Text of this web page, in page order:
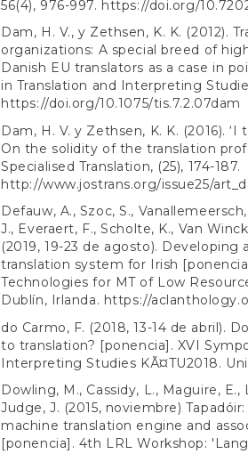
56(4), 976-997. https://doi.org/
Dam, H. V., y Zethsen, K. K. (2012).
organizations: A special breed of
Danish EU translators as a case in
in Translation and Interpreting
https://doi.org/10.1075/tis.7.2.07dam
Dam, H. V. y Zethsen, K. K. (2016).
On the solidity of the translation
Specialised Translation, (25), 174-187.
http://www.jostrans.org/issue25/
Defauw, A., Szoc, S.,
J., Everaert, F., Scholte, K., Van
(2019, 19-23 de agosto). Developing
translation system for Irish
Technologies for MT of Low
Dublín, Irlanda. https://
do Carmo, F. (2018, 13-14 de abril).
to translation? [ponencia]. XVI
Interpreting Studies KÃ¤TU2018.
Dowling, M., Cassidy, L., Maguire, E.,
Judge, J. (2015, noviembre)
machine translation engine and
[ponencia]. 4th LRL Workshop: